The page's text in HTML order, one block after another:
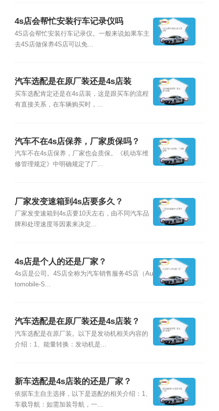
4s店会帮忙安装行车记录仪吗
4S店会帮忙安装行车记录仪。一般来说如果车主
去4S店做保养4S店可以免...
汽车选配是在原厂装还是4s店装
买车选配肯定还是在4s店装，这是跟买车的流程
有直接关系，在车辆购买时，...
汽车不在4s店保养，厂家质保吗？
汽车不在4s店保养，厂家也会质保。《机动车维
修管理规定》中明确规定了厂...
厂家发变速箱到4s店要多久？
厂家发变速箱到4s店要10天左右，由不同汽车品
牌和处理速度等因素来决定...
4s店是个人的还是厂家？
4s店是公司。4S店全称为汽车销售服务4S店（Au
tomobile-S...
汽车选配是在原厂装还是4s店装？
汽车选配是在原厂装。以下是发动机相关内容的
介绍：1、能量转换：发动机是...
新车选配是4s店装的还是厂家？
依据车主自主选择，以下是选配的相关介绍：1、
车载导航：如需加装导航，一...